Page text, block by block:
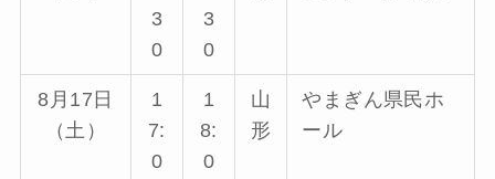
3
0
3
0
8月17日
（土）
1
7:
0
1
8:
0
山
形
やまぎん県民ホ
ール